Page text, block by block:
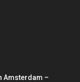
Amsterdam –